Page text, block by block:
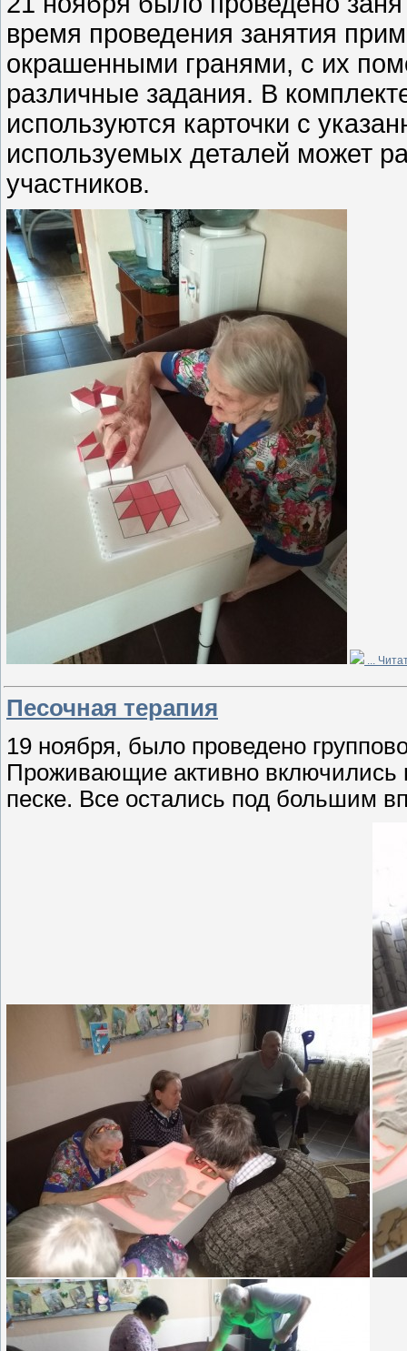
время проведения занятия
окрашенными гранями, с их
различные задания. В
используются карточки с
используемых деталей может
участников.
...
Песочная терапия
19 ноября, было проведено
Проживающие активно включились
песке. Все остались под большим